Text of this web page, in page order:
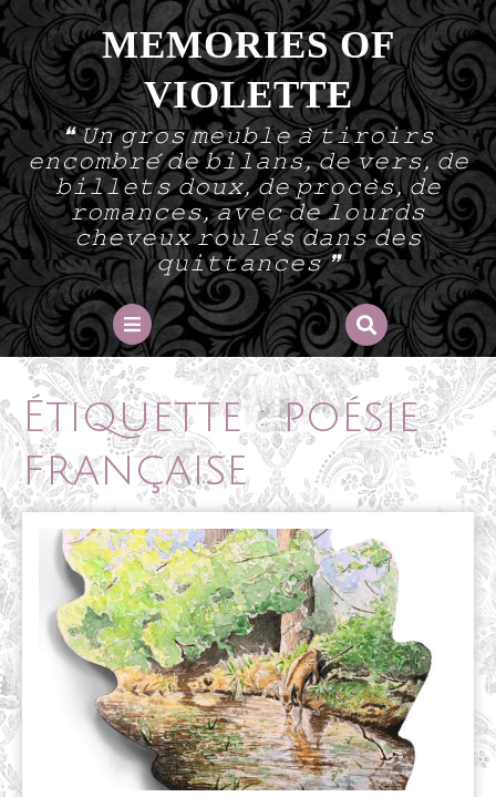
Skip
to
content
MEMORIES OF
VIOLETTE
❝ 𝚄𝚗 𝚐𝚛𝚘𝚜 𝚖𝚎𝚞𝚋𝚕𝚎 𝚊̀ 𝚝𝚒𝚛𝚘𝚒𝚛𝚜
𝚎𝚗𝚌𝚘𝚖𝚋𝚛𝚎́ 𝚍𝚎 𝚋𝚒𝚕𝚊𝚗𝚜, 𝚍𝚎 𝚟𝚎𝚛𝚜, 𝚍𝚎
𝚋𝚒𝚕𝚕𝚎𝚝𝚜 𝚍𝚘𝚞𝚡, 𝚍𝚎 𝚙𝚛𝚘𝚌𝚎̀𝚜, 𝚍𝚎
𝚛𝚘𝚖𝚊𝚗𝚌𝚎𝚜, 𝚊𝚟𝚎𝚌 𝚍𝚎 𝚕𝚘𝚞𝚛𝚍𝚜
𝚌𝚑𝚎𝚟𝚎𝚞𝚡 𝚛𝚘𝚞𝚕𝚎́𝚜 𝚍𝚊𝚗𝚜 𝚍𝚎𝚜
𝚚𝚞𝚒𝚝𝚝𝚊𝚗𝚌𝚎𝚜 ❞
Open
Button
Étiquette :poésie
française